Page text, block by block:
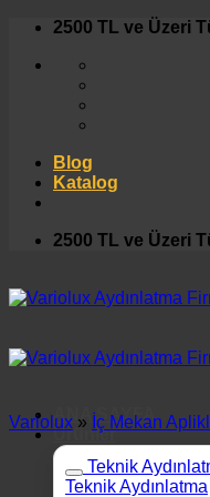
İçeriğe2500 TL ve Üzeri
Blog
Katalog
2500 TL ve Üzeri
ANA SAYFA
Ürünler
Teknik
Teknik Aydınlatma
Variolux » İç Mekan